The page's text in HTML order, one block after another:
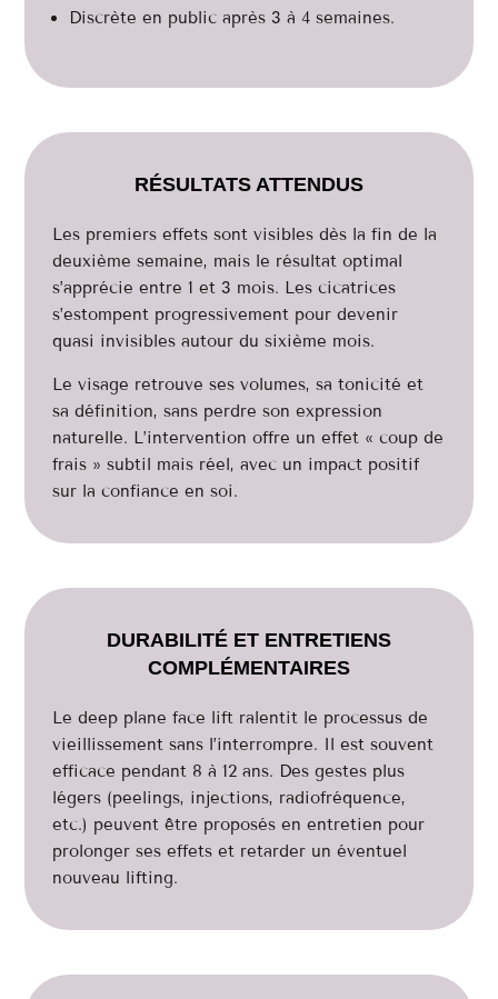
Discrète en public après 3 à 4 semaines.
RÉSULTATS ATTENDUS
Les premiers effets sont visibles dès la fin de la
deuxième semaine, mais le résultat optimal
s’apprécie entre 1 et 3 mois. Les cicatrices
s’estompent progressivement pour devenir
quasi invisibles autour du sixième mois.
Le visage retrouve ses volumes, sa tonicité et
sa définition, sans perdre son expression
naturelle. L’intervention offre un effet « coup de
frais » subtil mais réel, avec un impact positif
sur la confiance en soi.
DURABILITÉ ET ENTRETIENS
COMPLÉMENTAIRES
Le deep plane face lift ralentit le processus de
vieillissement sans l’interrompre. Il est souvent
efficace pendant 8 à 12 ans. Des gestes plus
légers (peelings, injections, radiofréquence,
etc.) peuvent être proposés en entretien pour
prolonger ses effets et retarder un éventuel
nouveau lifting.